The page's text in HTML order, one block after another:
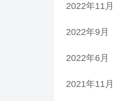
2022年11月
2022年9月
2022年6月
2021年11月